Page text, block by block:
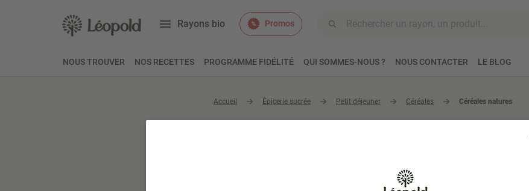
Rayons bio
NOUS TROUVER NOS RECETTES PROGRAMME FIDÉLITÉ QUI SOMMES-NOUS ? NOUS CONTACTER LE BLOG
Promos
Accueil Épicerie sucrée Petit déjeuner Céréales Céréales natures